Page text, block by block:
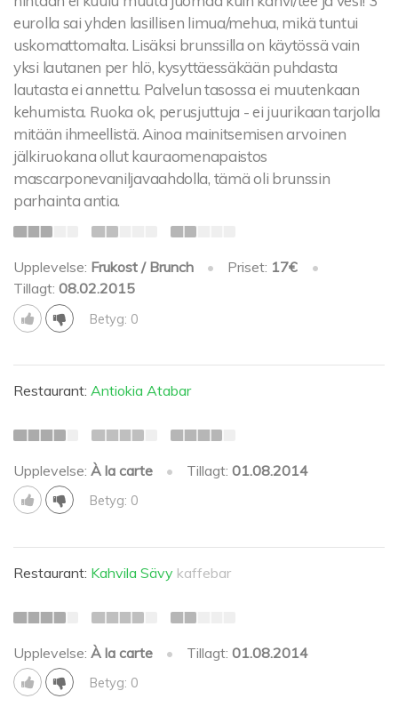
eurolla sai yhden lasillisen limua/mehua, mikä tuntui
uskomattomalta. Lisäksi brunssilla on käytössä vain
yksi lautanen per hlö, kysyttäessäkään puhdasta
lautasta ei annettu. Palvelun tasossa ei muutenkaan
kehumista. Ruoka ok, perusjuttuja - ei juurikaan tarjolla
mitään ihmeellistä. Ainoa mainitsemisen arvoinen
jälkiruokana ollut kauraomenapaistos
mascarponevaniljavaahdolla, tämä oli brunssin
parhainta antia.
Upplevelse: Frukost / Brunch • Priset: 17€
•
Tillagt: 08.02.2015
Betyg: 0
Restaurant: Antiokia Atabar
Upplevelse: À la carte • Tillagt:01.08.2014
Betyg: 0
Restaurant: Kahvila Sävy kaffebar
Upplevelse: À la carte • Tillagt:01.08.2014
Betyg: 0